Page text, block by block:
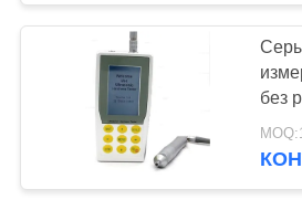
без
Uci